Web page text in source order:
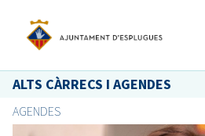
ALTS CÀRRECS I AGENDES
AGENDES